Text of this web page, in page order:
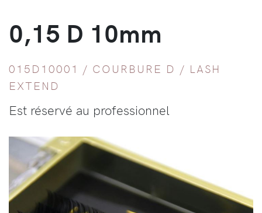
0,15 D 10mm
015D10001 / COURBURE D / LASH
EXTEND
Est réservé au professionnel